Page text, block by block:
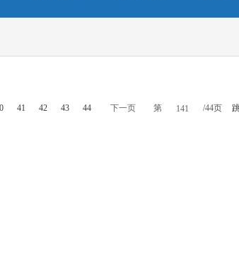
41 42 43 44 下一页 第 /44页